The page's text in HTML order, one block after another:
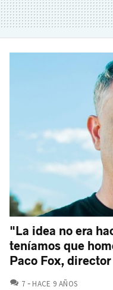
"La idea no era
teníamos que
Paco Fox,
7 COMENTARIOS
HACE 9 AÑOS